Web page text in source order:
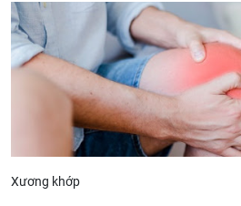
Xương khớp